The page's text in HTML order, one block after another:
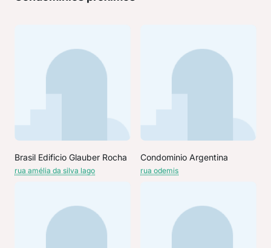
Brasil Edificio Glauber Rocha
rua amélia da silva lago
Condominio Argentina
rua odemis